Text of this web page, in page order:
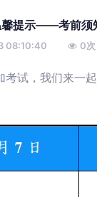
馨提示——考前须
08:10:40 0次
试，我们来一